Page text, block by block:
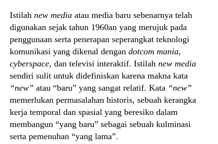
Istilah new media atau media baru sebenarnya telah
digunakan sejak tahun 1960an yang merujuk pada
penggunaan serta penerapan seperangkat teknologi
komunikasi yang dikenal dengan dotcom mania,
cyberspace, dan televisi interaktif. Istilah new media
sendiri sulit untuk didefiniskan karena makna kata
“new” atau “baru” yang sangat relatif. Kata “new”
memerlukan permasalahan historis, sebuah kerangka
kerja temporal dan spasial yang beresiko dalam
membangun “yang baru” sebagai sebuah kulminasi
serta pemenuhan “yang lama”.